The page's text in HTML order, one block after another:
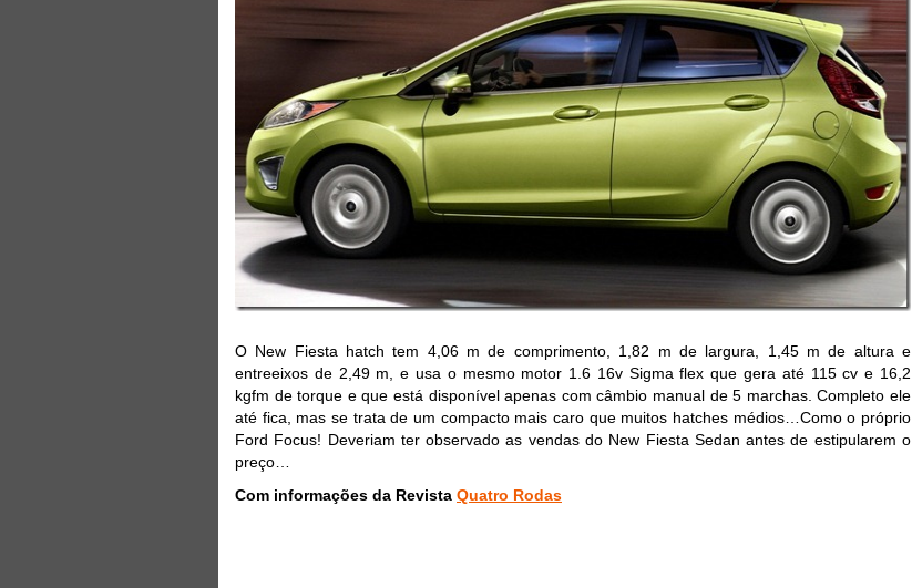
O New Fiesta hatch tem 4,06 m de comprimento, 1,82 m de largura, 1,45 m de altura e
entreeixos de 2,49 m, e usa o mesmo motor 1.6 16v Sigma flex que gera até 115 cv e 16,2
kgfm de torque e que está disponível apenas com câmbio manual de 5 marchas. Completo ele
até fica, mas se trata de um compacto mais caro que muitos hatches médios…Como o próprio
Ford Focus! Deveriam ter observado as vendas do New Fiesta Sedan antes de estipularem o
preço…
Com informações da Revista Quatro Rodas